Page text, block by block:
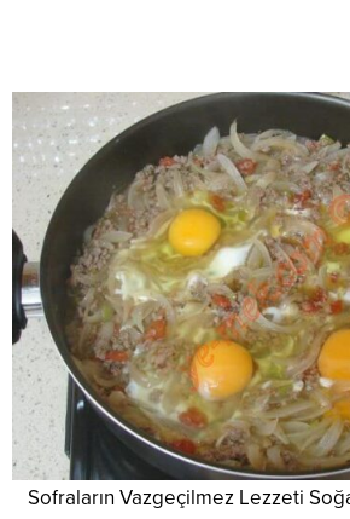
Sofraların Vazgeçilmez Lezzeti